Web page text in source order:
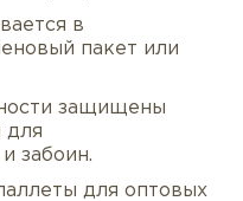
в
пакет или
защищены
для
забоин.
для оптовых